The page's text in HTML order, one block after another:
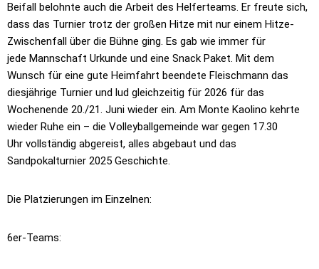
Beifall belohnte auch die Arbeit des Helferteams. Er freute sich,
dass das Turnier trotz der großen Hitze mit nur einem Hitze-
Zwischenfall über die Bühne ging. Es gab wie immer für
jede Mannschaft Urkunde und eine Snack Paket. Mit dem
Wunsch für eine gute Heimfahrt beendete Fleischmann das
diesjährige Turnier und lud gleichzeitig für 2026 für das
Wochenende 20./21. Juni wieder ein. Am Monte Kaolino kehrte
wieder Ruhe ein – die Volleyballgemeinde war gegen 17.30
Uhr vollständig abgereist, alles abgebaut und das
Sandpokalturnier 2025 Geschichte.
Die Platzierungen im Einzelnen:
6er-Teams: